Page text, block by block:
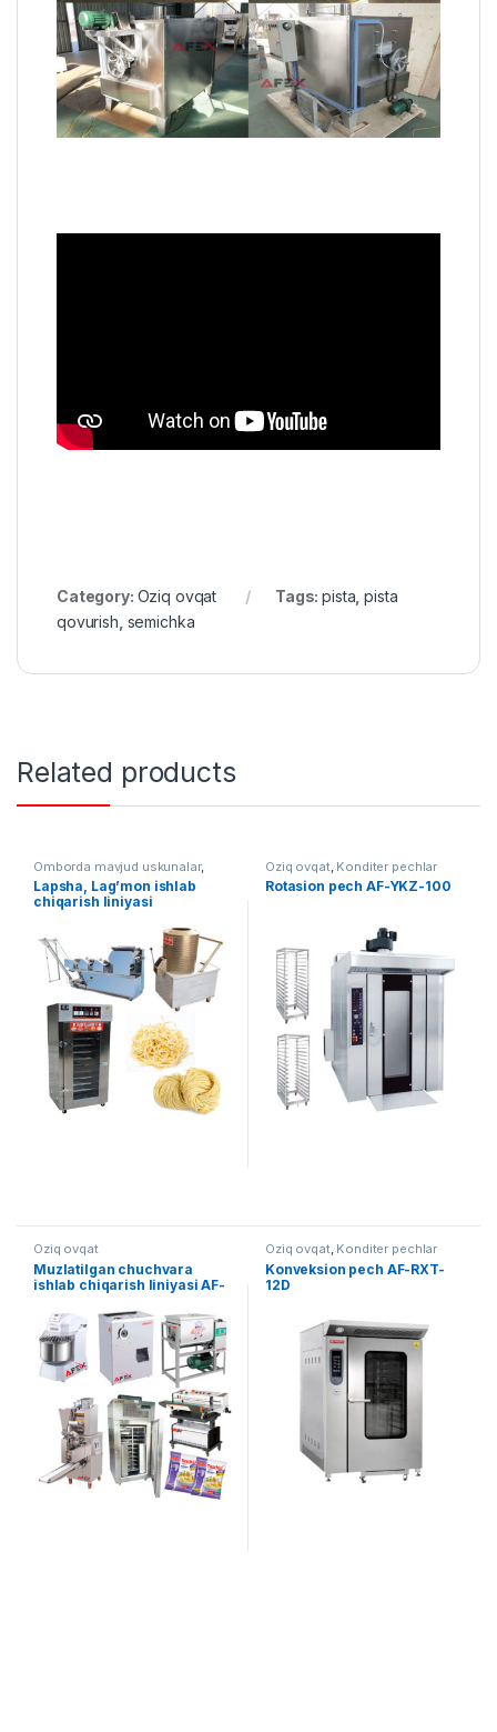
Category: Oziq ovqat Tags:pista ,pista
qovurish semichka
Related products
Omborda mavjud uskunalar,
Oziq ovqat
Lapsha, Lag’mon ishlab
chiqarish liniyasi
Oziq ovqat, Konditer pechlar
Rotasion pech AF-YKZ-100
Oziq ovqat
Muzlatilgan chuchvara
ishlab chiqarish liniyasi AF-
Oziq ovqat, Konditer pechlar
Konveksion pech AF-RXT-
12D